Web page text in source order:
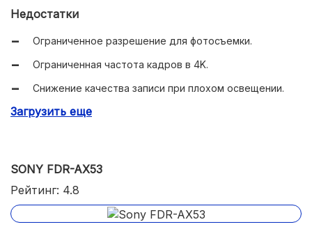
Недостатки
Ограниченное разрешение для фотосъемки.
Ограниченная частота кадров в 4K.
Снижение качества записи при плохом освещении.
Ограниченные режимы съемки для 4K.
Загрузить еще
SONY FDR-AX53
Рейтинг: 4.8